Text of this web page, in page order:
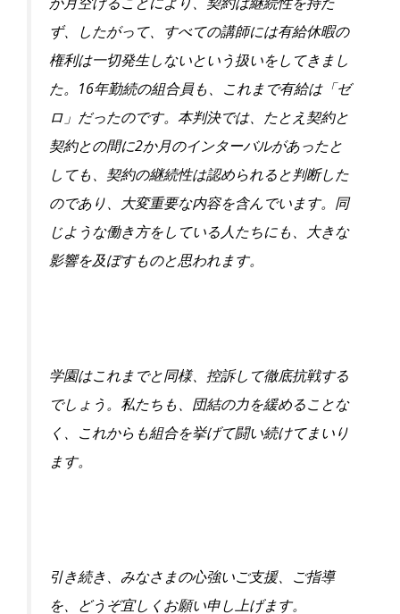
か月空けることにより、 契約は継続性を持た
ず、したがって、
すべての講師には有給休暇の
権利は一切発生しないという扱いをし てきまし
た。
16年勤続の組合員も、これまで有給は「ゼ
ロ」
だったのです。本判決では、たとえ契約と
契約との間に2か月のイ ンターバルがあったと
しても、 契約の継続性は認められると判断した
のであり、
大変重要な内容を含んでいます。 同
じような働き方をしている人たちにも、
大きな
影響を及ぼすものと思われます。
学園はこれまでと同様、控訴して徹底抗戦する
でしょう。 私たちも、団結の力を緩めることな
く、
これからも組合を挙げて闘い続けてまいり
ます。
引き続き、みなさまの心強いご支援、ご指導
を、
どうぞ宜しくお願い申し上げます。